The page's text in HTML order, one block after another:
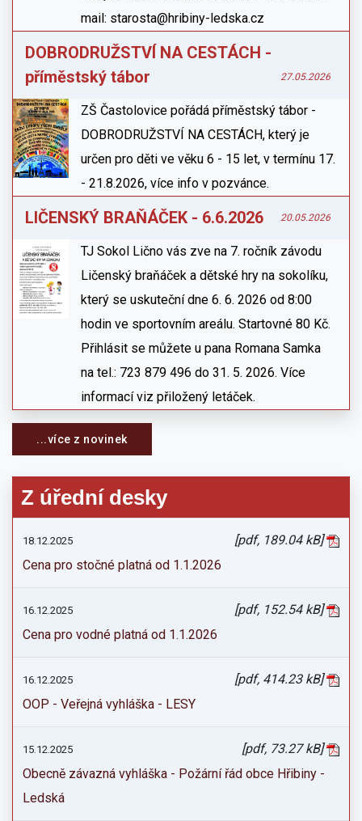
mail: starosta@hribiny-ledska.cz
DOBRODRUŽSTVÍ NA CESTÁCH -
příměstský tábor
27.05.2026
ZŠ Častolovice pořádá příměstský tábor -
DOBRODRUŽSTVÍ NA CESTÁCH, který je
určen pro děti ve věku 6 - 15 let, v termínu 17.
- 21.8.2026, více info v pozvánce.
LIČENSKÝ BRAŇÁČEK - 6.6.2026 20.05.2026
TJ Sokol Lično vás zve na 7. ročník závodu
Ličenský braňáček a dětské hry na sokolíku,
který se uskuteční dne 6. 6. 2026 od 8:00
hodin ve sportovním areálu. Startovné 80 Kč.
Přihlásit se můžete u pana Romana Samka
na tel.: 723 879 496 do 31. 5. 2026. Více
informací viz přiložený letáček.
...více z novinek
Z úřední desky
18.12.2025
[pdf, 189.04 kB]
Cena pro stočné platná od 1.1.2026
16.12.2025
[pdf, 152.54 kB]
Cena pro vodné platná od 1.1.2026
16.12.2025
[pdf, 414.23 kB]
OOP - Veřejná vyhláška - LESY
15.12.2025
[pdf, 73.27 kB]
Obecně závazná vyhláška - Požární řád obce Hřibiny -
Ledská